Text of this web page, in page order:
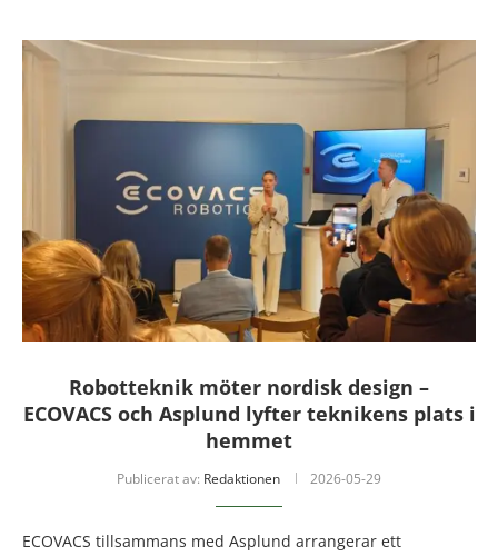
Robotteknik möter nordisk design –
ECOVACS och Asplund lyfter teknikens plats i
hemmet
Publicerat av: Redaktionen 2026-05-29
ECOVACS tillsammans med Asplund arrangerar ett